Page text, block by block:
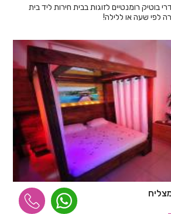
בוטיק רומנטיים לזוגות בבית חירות ליד בית
לפי שעה או ללילה!